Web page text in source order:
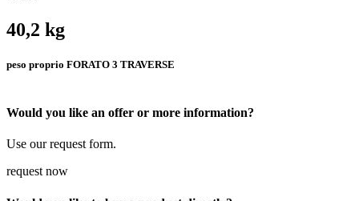
40,2 kg
peso proprio FORATO 3 TRAVERSE
Would you like an offer or more information?
Use our request form.
request now